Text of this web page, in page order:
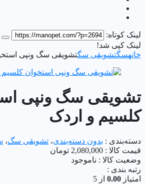
لینک کوتاه:
لینک کپی شد!
خانهسگتشویقی سگتشویقی سگ ونپی
تشویقی سگ ونپی
کلسیم و اردک
دسته‌بندی : بدون دسته‌بندی، تشویقی سگ،
قیمت کالا : 2,080,000 تومان
وضعیت کالا : ناموجود
رتبه بندی :
امتیاز 0.00 از 5